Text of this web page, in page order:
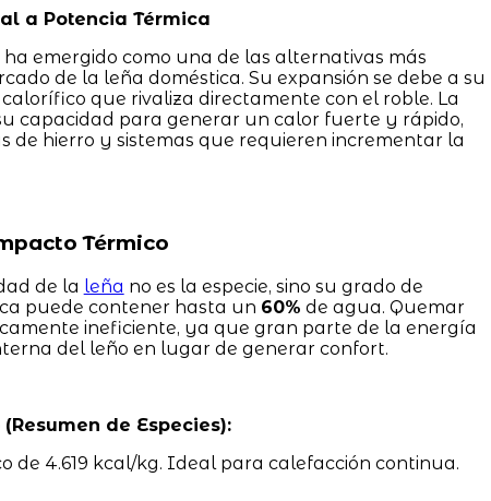
a Potencia Térmica
emergido como una de las alternativas más
de la leña doméstica. Su expansión se debe a su
que rivaliza directamente con el roble. La
capacidad para generar un calor fuerte y rápido,
de hierro y sistemas que requieren incrementar la
Térmico
de la leña no es la especie, sino su grado de
puede contener hasta un 60% de agua. Quemar
ineficiente, ya que gran parte de la energía
del leño en lugar de generar confort.
de Especies):
de 4.619 kcal/kg. Ideal para calefacción continua.